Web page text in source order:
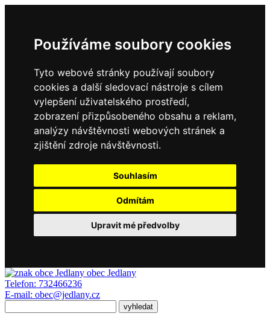
Používáme soubory cookies
Tyto webové stránky používají soubory
cookies a další sledovací nástroje s cílem
vylepšení uživatelského prostředí,
zobrazení přizpůsobeného obsahu a reklam,
analýzy návštěvnosti webových stránek a
zjištění zdroje návštěvnosti.
Souhlasím
Odmítám
Upravit mé předvolby
obec Jedlany
Telefon: 732466236
E-mail: obec@jedlany.cz